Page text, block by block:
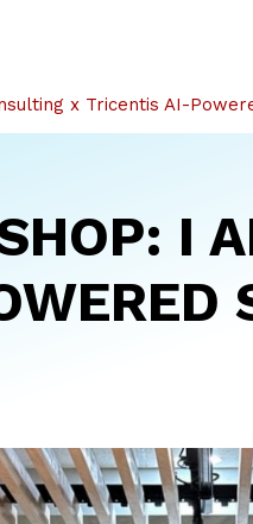
x Tricentis AI-
I